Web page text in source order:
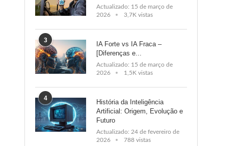
Actualizado: 15 de março de
2026
3,7K vistas
3
IA Forte vs IA Fraca –
[Diferenças e...
Actualizado: 15 de março de
2026
1,5K vistas
4
História da Inteligência
Artificial: Origem, Evolução e
Futuro
Actualizado: 24 de fevereiro de
2026
788 vistas